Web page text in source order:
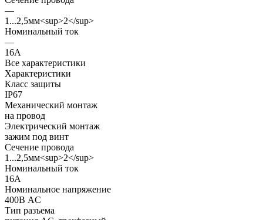
—
1...2,5мм<sup>2</sup>
Номинальный ток
—
16А
Все характеристики
Характеристики
Класс защиты
IP67
Механический монтаж
на провод
Электрический монтаж
зажим под винт
Сечение провода
1...2,5мм<sup>2</sup>
Номинальный ток
16А
Номинальное напряжение
400В AC
Тип разъема